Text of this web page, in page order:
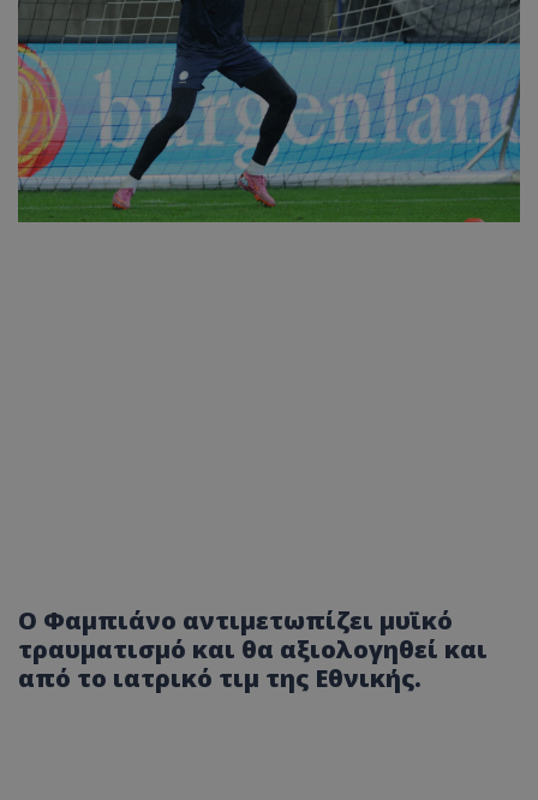
Ο Φαμπιάνο αντιμετωπίζει μυϊκό
τραυματισμό και θα αξιολογηθεί και
από το ιατρικό τιμ της Εθνικής.